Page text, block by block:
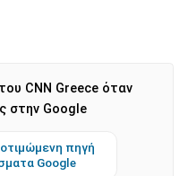
CNN Greece όταν
στην Google
πηγή
Google